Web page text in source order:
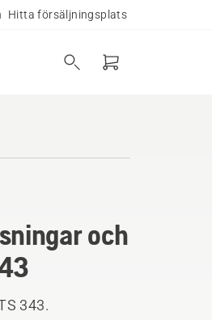
Hitta försäljningsplats
och
343.